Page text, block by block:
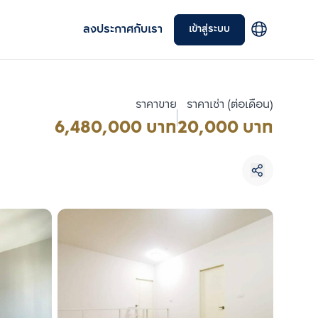
ลงประกาศกับเรา เข้าสู่ระบบ
ราคาขาย
6,480,000 บาท
ราคาเช่า (ต่อเดือน)
20,000 บาท
ลือกยูนิตเพื่อเปรียบเทียบ
อกได้สูงสุด 3 รายการ
เปรียบเทียบ